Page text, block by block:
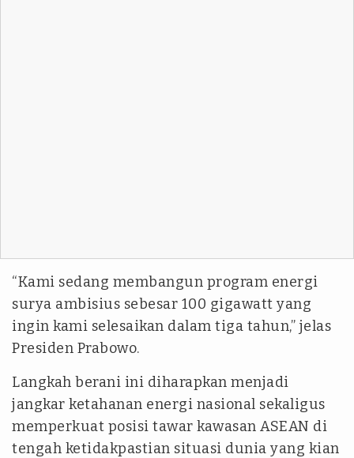
“Kami sedang membangun program energi
surya ambisius sebesar 100 gigawatt yang
ingin kami selesaikan dalam tiga tahun,” jelas
Presiden Prabowo.
Langkah berani ini diharapkan menjadi
jangkar ketahanan energi nasional sekaligus
memperkuat posisi tawar kawasan ASEAN di
tengah ketidakpastian situasi dunia yang kian